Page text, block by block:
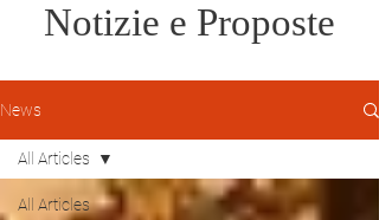
Notizie e Proposte
News
All Articles
All Articles